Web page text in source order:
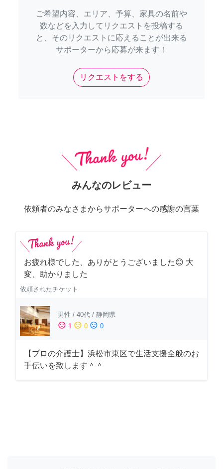
ご希望内容、エリア、予算、家具の名前や
数などを入力してリクエストを投稿する
と、そのリクエストに応えることが出来る
サポーターから応募が来ます！
リクエストをする
みんなのレビュー
依頼者のみなさまからサポーターへの感謝の言葉
お疲れ様でした、ありがとうございました😊 大
変、助かりました
依頼されたチケット
男性 / 40代 / 静岡県
sentiment_satisfied 1 sentiment_neutral 0 sentiment_dissatisfied 0
【プロの介護士】浜松市東区で生活支援全般のお
手伝いを致します＾＾